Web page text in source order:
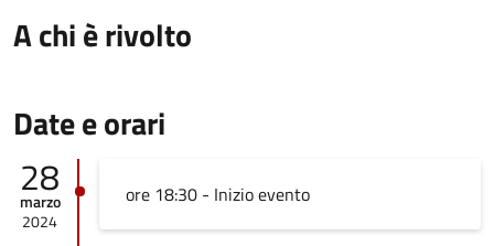
A chi è rivolto
Date e orari
28
marzo
2024
ore 18:30 - Inizio evento